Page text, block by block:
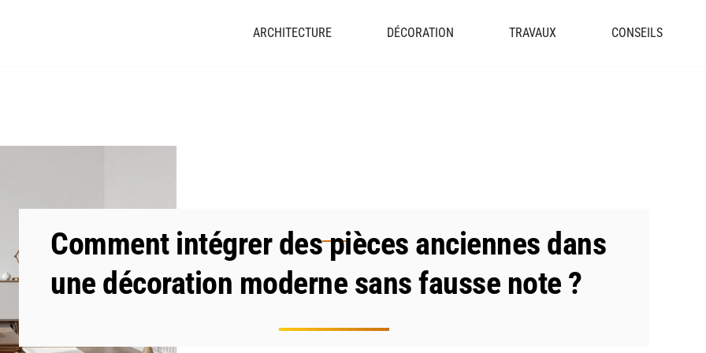
ARCHITECTURE DÉCORATION TRAVAUX CONSEILS
Comment intégrer des pièces anciennes dans
une décoration moderne sans fausse note ?